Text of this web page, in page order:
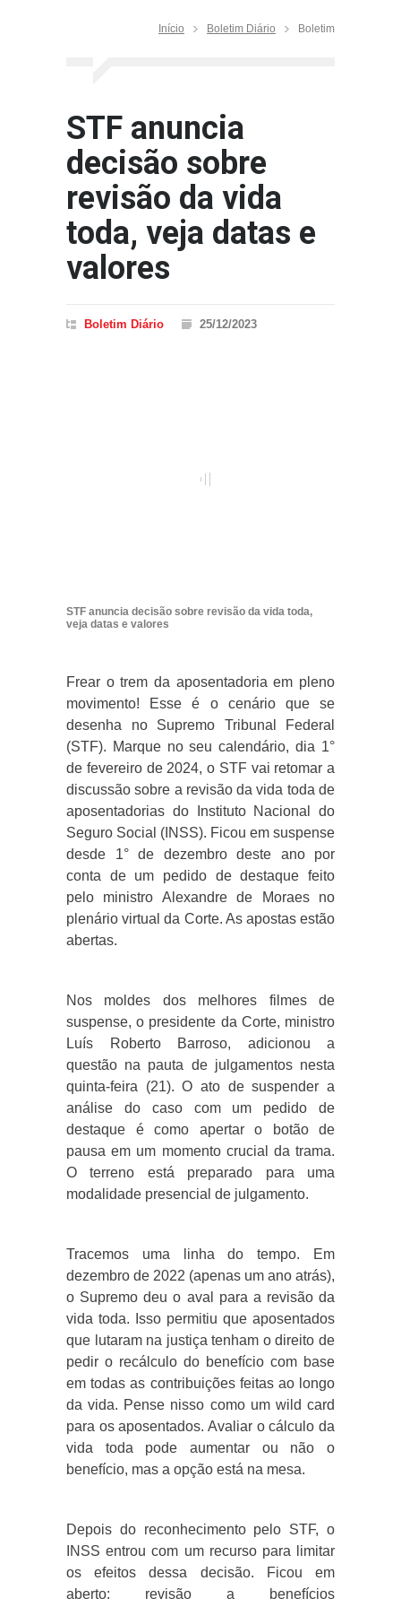
Início Boletim Diário Boletim
STF anuncia
decisão sobre
revisão da vida
toda, veja datas e
valores
Boletim Diário 25/12/2023
STF anuncia decisão sobre revisão da vida toda,
veja datas e valores
Frear o trem da aposentadoria em pleno
movimento! Esse é o cenário que se
desenha no Supremo Tribunal Federal
(STF). Marque no seu calendário, dia 1°
de fevereiro de 2024, o STF vai retomar a
discussão sobre a revisão da vida toda de
aposentadorias do Instituto Nacional do
Seguro Social (INSS). Ficou em suspense
desde 1° de dezembro deste ano por
conta de um pedido de destaque feito
pelo ministro Alexandre de Moraes no
plenário virtual da Corte. As apostas estão
abertas.
Nos moldes dos melhores filmes de
suspense, o presidente da Corte, ministro
Luís Roberto Barroso, adicionou a
questão na pauta de julgamentos nesta
quinta-feira (21). O ato de suspender a
análise do caso com um pedido de
destaque é como apertar o botão de
pausa em um momento crucial da trama.
O terreno está preparado para uma
modalidade presencial de julgamento.
Tracemos uma linha do tempo. Em
dezembro de 2022 (apenas um ano atrás),
o Supremo deu o aval para a revisão da
vida toda. Isso permitiu que aposentados
que lutaram na justiça tenham o direito de
pedir o recálculo do benefício com base
em todas as contribuições feitas ao longo
da vida. Pense nisso como um wild card
para os aposentados. Avaliar o cálculo da
vida toda pode aumentar ou não o
benefício, mas a opção está na mesa.
Depois do reconhecimento pelo STF, o
INSS entrou com um recurso para limitar
os efeitos dessa decisão. Ficou em
aberto: revisão a benefícios